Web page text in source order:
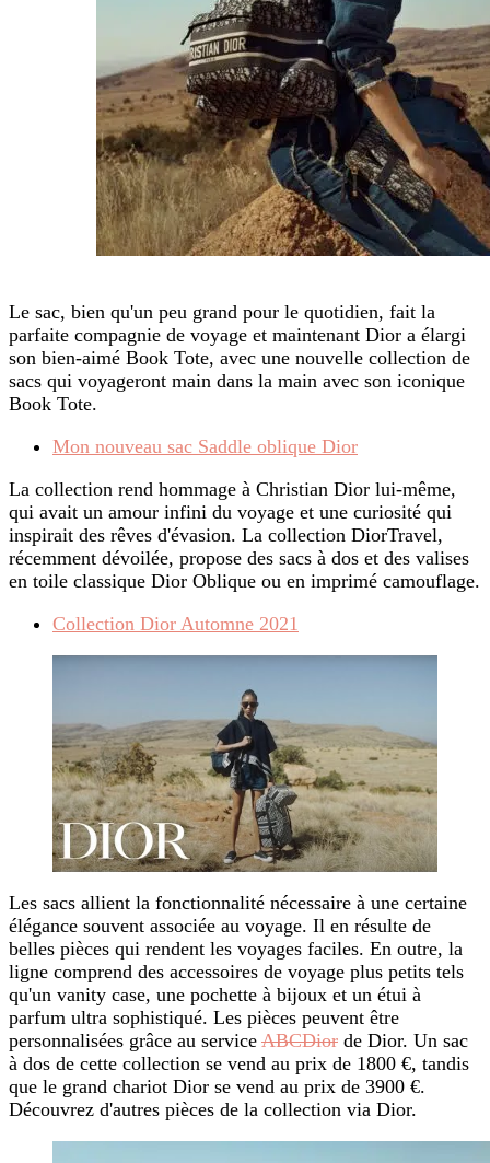
Le sac, bien qu'un peu grand pour le quotidien, fait la
parfaite compagnie de voyage et maintenant Dior a élargi
son bien-aimé Book Tote, avec une nouvelle collection de
sacs qui voyageront main dans la main avec son iconique
Book Tote.
Mon nouveau sac Saddle oblique Dior
La collection rend hommage à Christian Dior lui-même,
qui avait un amour infini du voyage et une curiosité qui
inspirait des rêves d'évasion. La collection DiorTravel,
récemment dévoilée, propose des sacs à dos et des valises
en toile classique Dior Oblique ou en imprimé camouflage.
Collection Dior Automne 2021
Les sacs allient la fonctionnalité nécessaire à une certaine
élégance souvent associée au voyage. Il en résulte de
belles pièces qui rendent les voyages faciles. En outre, la
ligne comprend des accessoires de voyage plus petits tels
qu'un vanity case, une pochette à bijoux et un étui à
parfum ultra sophistiqué. Les pièces peuvent être
personnalisées grâce au service ABCDior de Dior. Un sac
à dos de cette collection se vend au prix de 1800 €, tandis
que le grand chariot Dior se vend au prix de 3900 €.
Découvrez d'autres pièces de la collection via Dior.